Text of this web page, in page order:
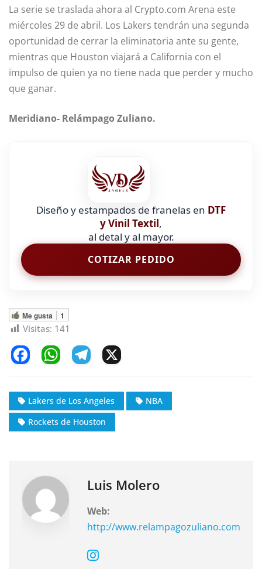
La serie se traslada ahora al Crypto.com Arena este
miércoles 29 de abril. Los Lakers tendrán una segunda
oportunidad de cerrar la eliminatoria ante su gente,
mientras que Houston viajará a California con el
impulso de quien ya no tiene nada que perder y mucho
que ganar.
Meridiano- Relámpago Zuliano.
Diseño y estampados de franelas en DTF
y Vinil Textil,
al detal y al mayor.
COTIZAR PEDIDO
Me gusta 1
Visitas: 141
c
e
b
k
W
at
s
A
e
gr
a
Lakers de Los Angeles
NBA
Rockets de Houston
Luis Molero
Web:
http://www.relampagozuliano.com